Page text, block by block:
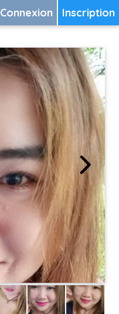
Inscription
Connexion